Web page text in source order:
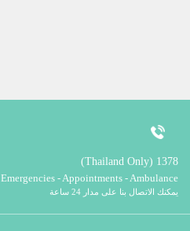
1378 (Thailand Only)
Emergencies - Appointments - Ambulance
يمكنك الاتصال بنا على مدار 24 ساعة